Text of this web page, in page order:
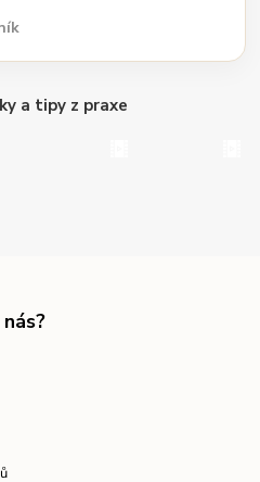
a tipy z praxe